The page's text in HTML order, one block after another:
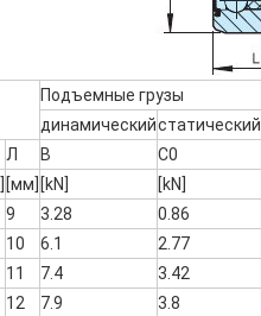
Подъемные грузы
динамическийстатический
Л В C0
[мм] [kN] [kN]
9 3.28 0.86
10 6.1 2.77
11 7.4 3.42
12 7.9 3.8